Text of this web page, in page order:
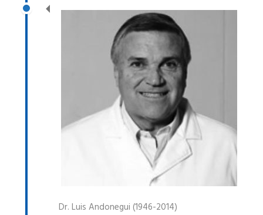
Dr. Luis Andonegui (1946-2014)